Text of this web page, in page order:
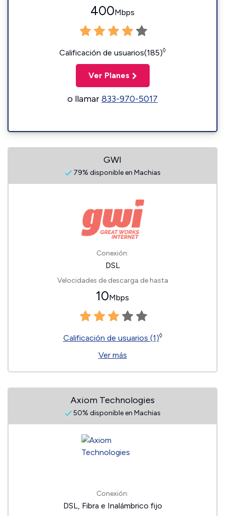
400Mbps
Calificación de usuarios(185)◊
Ver Planes
o llamar833-970-5017
GWI
79% disponible en Machias
Conexión:
DSL
Velocidades de descarga de hasta
10Mbps
Calificación de usuarios (1)◊
Ver más
Axiom Technologies
50% disponible en Machias
Conexión:
DSL, Fibra e Inalámbrico fijo